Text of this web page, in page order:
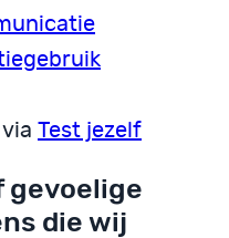
Test jezelf
gevoelige
die wij